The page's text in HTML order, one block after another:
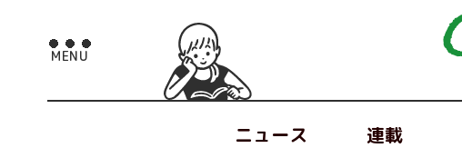
ニュース 連載